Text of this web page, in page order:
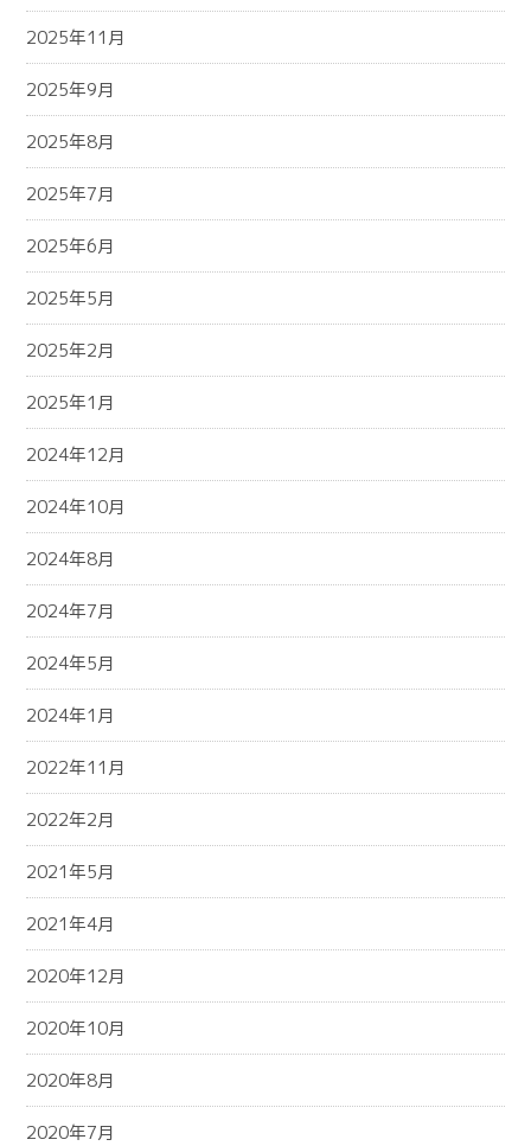
2025年11月
2025年9月
2025年8月
2025年7月
2025年6月
2025年5月
2025年2月
2025年1月
2024年12月
2024年10月
2024年8月
2024年7月
2024年5月
2024年1月
2022年11月
2022年2月
2021年5月
2021年4月
2020年12月
2020年10月
2020年8月
2020年7月